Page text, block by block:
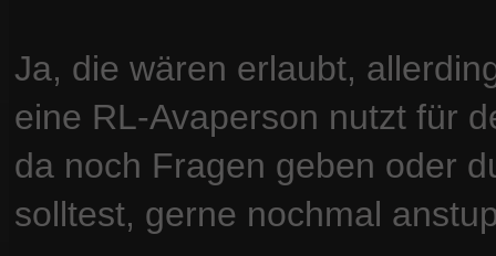
Ja, die wären erlaubt,
eine RL-Avaperson nutzt für
da noch Fragen geben oder
solltest, gerne nochmal